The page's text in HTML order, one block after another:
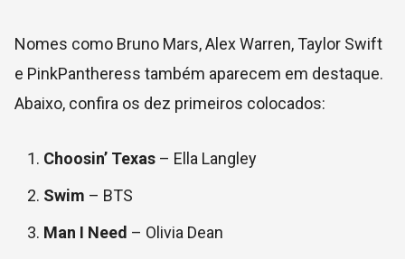
Nomes como Bruno Mars, Alex Warren, Taylor Swift
e PinkPantheress também aparecem em destaque.
Abaixo, confira os dez primeiros colocados:
Choosin’ Texas – Ella Langley
Swim – BTS
Man I Need – Olivia Dean